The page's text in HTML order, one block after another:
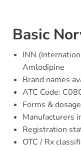
Basic
INN
Amlodipine
Brand names
ATC Code:
Forms &
Manufacturers
Registration
OTC / Rx